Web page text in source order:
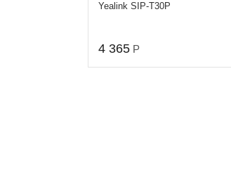
Yealink SIP-T30P
4 365 Р